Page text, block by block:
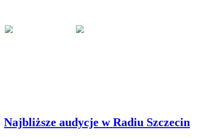
Najbliższe audycje w Radiu Szczecin